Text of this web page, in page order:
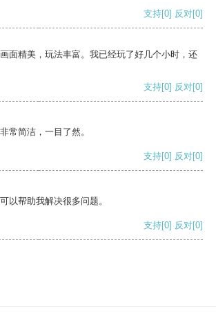
支持[0] 反对[0]
面精美，玩法丰富。我已经玩了好几个小时，还
支持[0] 反对[0]
常简洁，一目了然。
支持[0] 反对[0]
以帮助我解决很多问题。
支持[0] 反对[0]